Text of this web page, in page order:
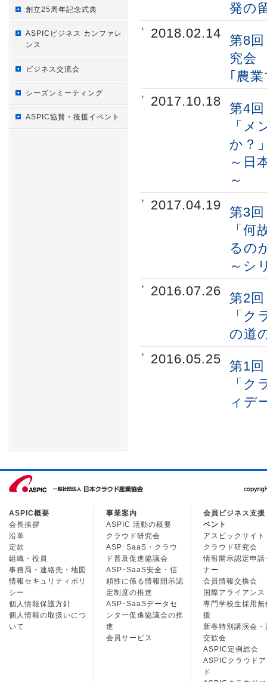
創立25周年記念式典
ASPICビジネス カンファレ
ンス
ビジネス交流会
シーズンミーティング
ASPIC協賛・後援イベント
発の
2018.02.14 第8
究会
｢農
2017.10.18 第4
「
か？
～日
～
2017.04.19 第3
「
るの
～シ
2016.07.26 第2
「
の道
2016.05.25 第1
「
ィデ
ASPIC概要
会長挨拶
沿革
定款
組織・役員
事務局・連絡先・地図
情報セキュリティポリ
シー
個人情報保護方針
個人情報の取扱いにつ
いて
事業案内
ASPIC 活動の概要
クラウド研究会
ASP･SaaS・クラウ
ド普及促進協議会
ASP･SaaS安全・信
頼性に係る情報開示認
定制度の推進
ASP･SaaSデータセ
ンター促進協議会の推
進
会員サービス
会員ビジネス支援
ベント
アスピックサイト
クラウド研究会
情報開示認定申請
ナー
会員情報交換会
国際アライアンス
専門学校生採用無
援
新春特別講演会・
交歓会
ASPIC定例総会
ASPICクラウド
ド